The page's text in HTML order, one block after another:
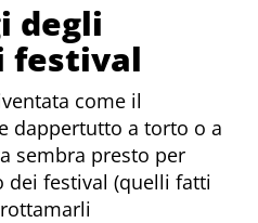
degli
festival
come il
dappertutto a torto o a
sembra presto per
dei festival (quelli fatti